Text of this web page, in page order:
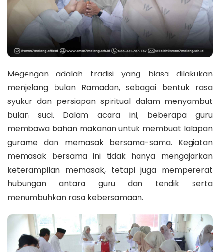
Megengan adalah tradisi yang biasa dilakukan
menjelang bulan Ramadan, sebagai bentuk rasa
syukur dan persiapan spiritual dalam menyambut
bulan suci. Dalam acara ini, beberapa guru
membawa bahan makanan untuk membuat lalapan
gurame dan memasak bersama-sama. Kegiatan
memasak bersama ini tidak hanya mengajarkan
keterampilan memasak, tetapi juga mempererat
hubungan antara guru dan tendik serta
menumbuhkan rasa kebersamaan.